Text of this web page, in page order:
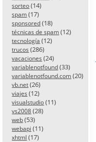
sorteo (14)
spam (17)
sponsored (18)
técnicas de spam (12)
tecnología (12)
trucos (286)
vacaciones (24)
variablenotfound (33)
variablenotfound.com (20)
vb.net (26)
viajes (12)
visualstudio (11)
vs2008 (28)
web (53)
webapi (11)
xhtml (17)